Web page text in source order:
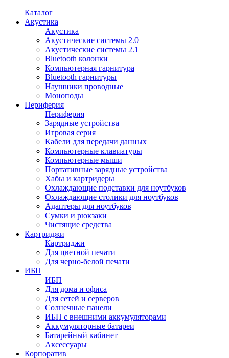
Каталог
Акустика
Акустика
Акустические системы 2.0
Акустические системы 2.1
Bluetooth колонки
Компьютерная гарнитура
Bluetooth гарнитуры
Наушники проводные
Моноподы
Периферия
Периферия
Зарядные устройства
Игровая серия
Кабели для передачи данных
Компьютерные клавиатуры
Компьютерные мыши
Портативные зарядные устройства
Хабы и картридеры
Охлаждающие подставки для ноутбуков
Охлаждающие столики для ноутбуков
Адаптеры для ноутбуков
Сумки и рюкзаки
Чистящие средства
Картриджи
Картриджи
Для цветной печати
Для черно-белой печати
ИБП
ИБП
Для дома и офиса
Для сетей и серверов
Солнечные панели
ИБП с внешними аккумуляторами
Аккумуляторные батареи
Батарейный кабинет
Аксессуары
Корпоратив